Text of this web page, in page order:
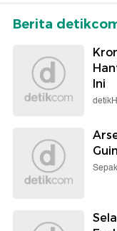
Berita
Ini